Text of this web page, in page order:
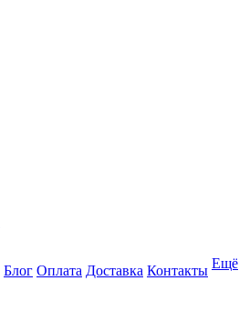
Блог Оплата Доставка Контакты Ещё